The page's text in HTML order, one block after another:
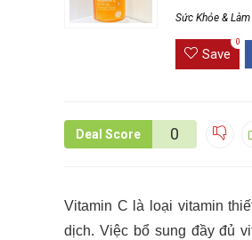
Sức Khỏe &
Save
0
Deal Score 0
Vitamin C là loại vitamin
dịch. Việc bổ sung đầy đủ